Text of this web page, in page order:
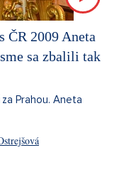
ČR 2009 Aneta
sa zbalili tak
Prahou. Aneta